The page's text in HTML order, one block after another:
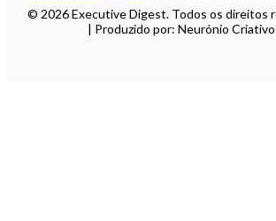
© 2026 Executive Digest. Todos os direitos
| Produzido por: Neurónio Criativo